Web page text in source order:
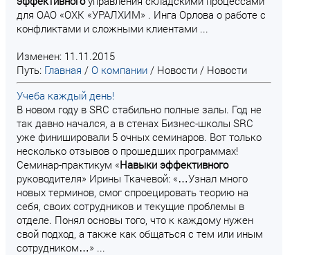
для ОАО «ОХК «УРАЛХИМ» . Инга Орлова о работе с
конфликтами и сложными клиентами ...
Изменен: 11.11.2015
Путь: Главная / О компании / Новости / Новости
Учеба каждый день!
В новом году в SRC стабильно полные залы. Год не
так давно начался, а в стенах Бизнес-школы SRC
уже финишировали 5 очных семинаров. Вот только
несколько отзывов о прошедших программах!
Семинар-практикум «Навыки эффективного
руководителя» Ирины Ткачевой: «…Узнал много
новых терминов, смог спроецировать теорию на
себя, своих сотрудников и текущие проблемы в
отделе. Понял основы того, что к каждому нужен
свой подход, а также как общаться с тем или иным
сотрудником…» ...